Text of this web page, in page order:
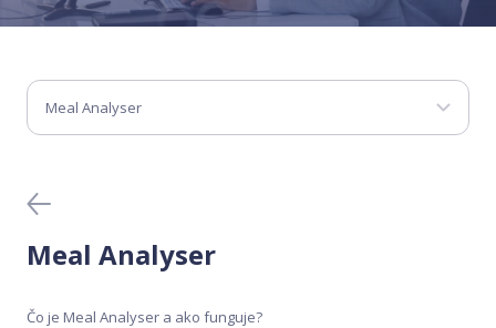
Meal Analyser
Meal Analyser
Čo je Meal Analyser a ako funguje?